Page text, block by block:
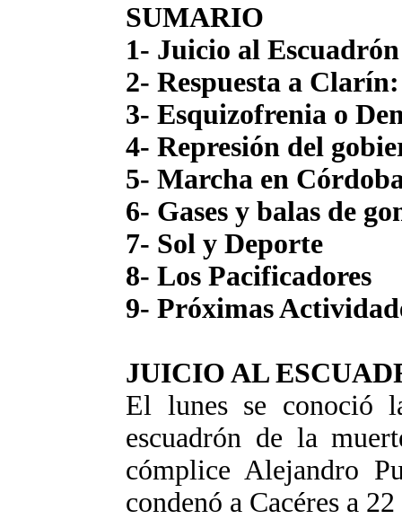
SUMARIO
1- Juicio al Escuadrón
2- Respuesta a
3- Esquizofrenia o
4- Represión del
5- Marcha en
6- Gases y balas de
7- Sol y Deporte
8- Los Pacificadores
9- Próximas
JUICIO AL
El lunes se conoció
escuadrón de la
cómplice Alejandro
condenó a Cacéres a